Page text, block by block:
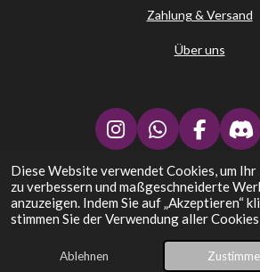
Diese Website verwendet Cookies, um Ihr
zu verbessern und maßgeschneiderte
anzuzeigen. Indem Sie auf „Akzeptieren“
stimmen Sie der Verwendung aller Cookies
Ablehnen
Zahlung & Versand
Über uns
I
n
s
t
a
W
h
a
t
s
A
F
a
c
e
b
o
D
i
s
c
o
r
d
↑
Stephans Kartenplatz - TCG Trading Card
E-Mail Telefon Karte